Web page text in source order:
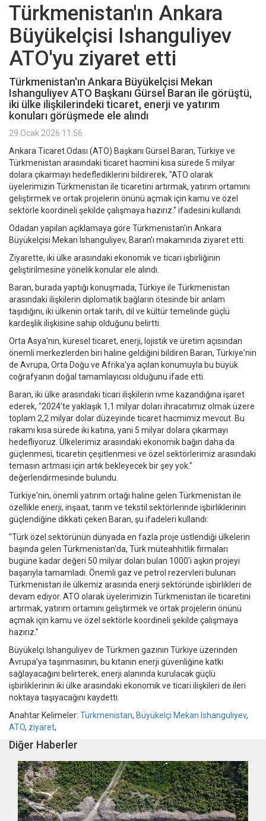
Türkmenistan'ın Ankara
Büyükelçisi Ishanguliyev
ATO'yu ziyaret etti
Türkmenistan'ın Ankara Büyükelçisi Mekan
Ishanguliyev ATO Başkanı Gürsel Baran ile görüştü,
iki ülke ilişkilerindeki ticaret, enerji ve yatırım
konuları görüşmede ele alındı
29 Ocak 2026 11:56
Ankara Ticaret Odası (ATO) Başkanı Gürsel Baran, Türkiye ve
Türkmenistan arasındaki ticaret hacmini kısa sürede 5 milyar
dolara çıkarmayı hedeflediklerini bildirerek, "ATO olarak
üyelerimizin Türkmenistan ile ticaretini artırmak, yatırım ortamını
geliştirmek ve ortak projelerin önünü açmak için kamu ve özel
sektörle koordineli şekilde çalışmaya hazırız." ifadesini kullandı.
Odadan yapılan açıklamaya göre Türkmenistan'ın Ankara
Büyükelçisi Mekan Ishanguliyev, Baran'ı makamında ziyaret etti.
Ziyarette, iki ülke arasındaki ekonomik ve ticari işbirliğinin
geliştirilmesine yönelik konular ele alındı.
Baran, burada yaptığı konuşmada, Türkiye ile Türkmenistan
arasındaki ilişkilerin diplomatik bağların ötesinde bir anlam
taşıdığını, iki ülkenin ortak tarih, dil ve kültür temelinde güçlü
kardeşlik ilişkisine sahip olduğunu belirtti.
Orta Asya'nın, küresel ticaret, enerji, lojistik ve üretim açısından
önemli merkezlerden biri haline geldiğini bildiren Baran, Türkiye'nin
de Avrupa, Orta Doğu ve Afrika'ya açılan konumuyla bu büyük
coğrafyanın doğal tamamlayıcısı olduğunu ifade etti.
Baran, iki ülke arasındaki ticari ilişkilerin ivme kazandığına işaret
ederek, "2024'te yaklaşık 1,1 milyar doları ihracatımız olmak üzere
toplam 2,2 milyar dolar düzeyinde ticaret hacmimiz mevcut. Bu
rakamı kısa sürede iki katına, yani 5 milyar dolara çıkarmayı
hedefliyoruz. Ülkelerimiz arasındaki ekonomik bağın daha da
güçlenmesi, ticaretin çeşitlenmesi ve özel sektörlerimiz arasındaki
temasın artması için artık bekleyecek bir şey yok."
değerlendirmesinde bulundu.
Türkiye'nin, önemli yatırım ortağı haline gelen Türkmenistan ile
özellikle enerji, inşaat, tarım ve tekstil sektörlerinde işbirliklerinin
güçlendiğine dikkati çeken Baran, şu ifadeleri kullandı:
"Türk özel sektörünün dünyada en fazla proje üstlendiği ülkelerin
başında gelen Türkmenistan'da, Türk müteahhitlik firmaları
bugüne kadar değeri 50 milyar doları bulan 1000'i aşkın projeyi
başarıyla tamamladı. Önemli gaz ve petrol rezervleri bulunan
Türkmenistan ile ülkemiz arasında enerji sektöründe işbirlikleri de
devam ediyor. ATO olarak üyelerimizin Türkmenistan ile ticaretini
artırmak, yatırım ortamını geliştirmek ve ortak projelerin önünü
açmak için kamu ve özel sektörle koordineli şekilde çalışmaya
hazırız."
Büyükelçi Ishanguliyev de Türkmen gazının Türkiye üzerinden
Avrupa'ya taşınmasının, bu kıtanın enerji güvenliğine katkı
sağlayacağını belirterek, enerji alanında kurulacak güçlü
işbirliklerinin iki ülke arasındaki ekonomik ve ticari ilişkileri de ileri
noktaya taşıyacağını kaydetti.
Anahtar Kelimeler: Türkmenistan, Büyükelçi Mekan Ishanguliyev,
ATO, ziyaret,
Diğer Haberler